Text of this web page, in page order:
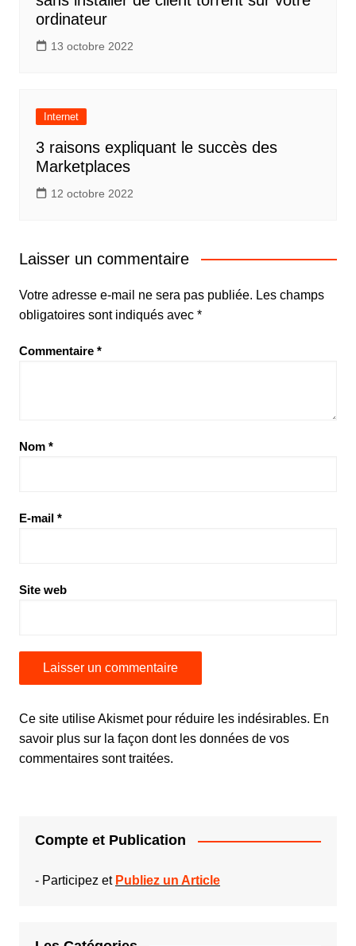
ordinateur
13 octobre 2022
Internet
3 raisons expliquant le succès des
Marketplaces
12 octobre 2022
Laisser un commentaire
Votre adresse e-mail ne sera pas publiée. Les champs
obligatoires sont indiqués avec *
Commentaire *
Nom *
E-mail *
Site web
Ce site utilise Akismet pour réduire les indésirables. En
savoir plus sur la façon dont les données de vos
commentaires sont traitées.
Compte et Publication
- Participez et Publiez un Article